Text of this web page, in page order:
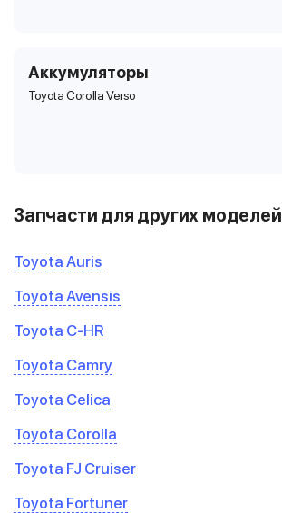
Аккумуляторы
Toyota Corolla Verso
Запчасти для других моделей
Toyota Auris
Toyota Avensis
Toyota C-HR
Toyota Camry
Toyota Celica
Toyota Corolla
Toyota FJ Cruiser
Toyota Fortuner